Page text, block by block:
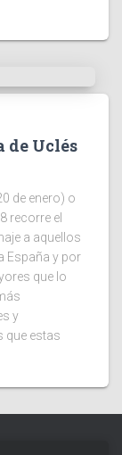
de Uclés
de enero) o
recorre el
a aquellos
España y por
que lo
y
que estas